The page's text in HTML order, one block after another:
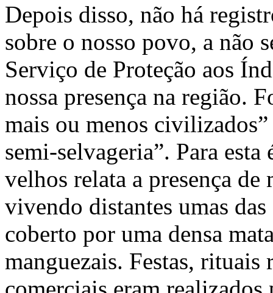
Depois disso, não há
sobre o nosso povo, a não
Serviço de Proteção aos
nossa presença na região.
mais ou menos
semi-selvageria”. Para
velhos relata a presença
vivendo distantes umas
coberto por uma densa
manguezais. Festas,